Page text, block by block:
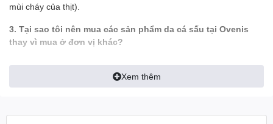
- Uy tín bán hàng đặt lên hàng đầu, không kinh doanh trộm dật.
- Sản phẩm được sản xuất với số lượng lớn để có giá thành cạnh
tranh nên không thể tránh được sai sót. Nếu quý khách thấy sản
có thêm động lực. Nếu sản phẩm không được như mong muốn
xin vui lòng liên hệ trực tiếp với shop. Chúng tôi sẵn sàng hỗ trợ
RẤT MONG NHẬN ĐƯỢC Ý KIẾN ĐÓNG GÓP CỦA QUÝ KHÁCH
mùi cháy của thịt).
3. Tại sao tôi nên mua các sản phẩm da cá sấu tại Ovenis
thay vì mua ở đơn vị khác?
- Tất cả hình ảnh đều được Ovenis chụp thật trên tay để khách có
được cái nhìn chính xác nhất về sản phẩm, tránh làm sai lệch tính
thực tế của sản phẩm
- Ship tới không mua không sao
Xem thêm